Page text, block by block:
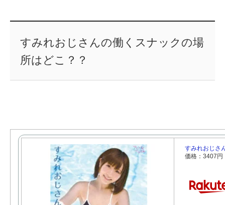
すみれおじさんの働くスナックの場
所はどこ？？
すみれおじさ
価格：3407円